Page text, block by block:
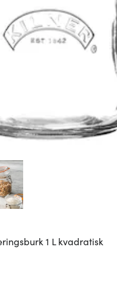
1 L kvadratisk